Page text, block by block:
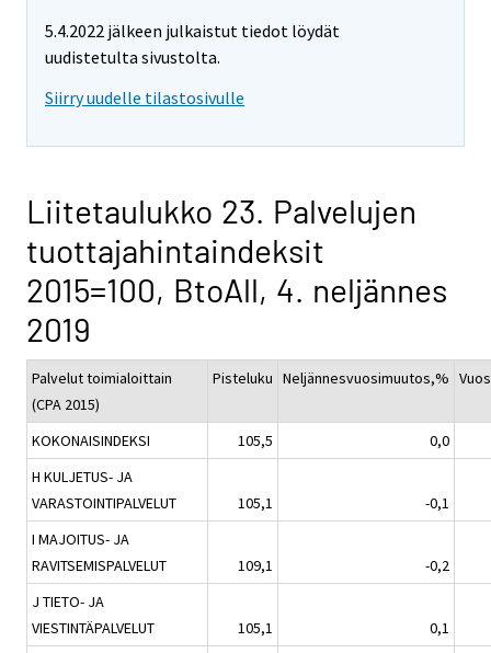
5.4.2022 jälkeen julkaistut tiedot löydät
uudistetulta sivustolta.
Siirry uudelle tilastosivulle
Liitetaulukko 23. Palvelujen
tuottajahintaindeksit
2015=100, BtoAll, 4. neljännes
2019
Palvelut toimialoittain
(CPA 2015)
Pisteluku Neljännesvuosimuutos,%
KOKONAISINDEKSI 105,5
0,0
H KULJETUS- JA
VARASTOINTIPALVELUT
105,1
-0,1
I MAJOITUS- JA
RAVITSEMISPALVELUT
109,1
-0,2
J TIETO- JA
VIESTINTÄPALVELUT
105,1
0,1